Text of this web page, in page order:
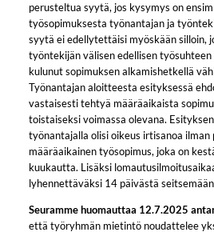
perusteltua syytä, jos kysymys on
työsopimuksesta työnantajan ja
syytä ei edellytettäisi myöskään silloin,
työntekijän välisen edellisen
kulunut sopimuksen alkamishetkellä
Työnantajan aloitteesta esityksessä
vastaisesti tehtyä määräaikaista
toistaiseksi voimassa olevana.
työnantajalla olisi oikeus irtisanoa
määräaikainen työsopimus, joka on
kuukautta. Lisäksi
lyhennettäväksi 14 päivästä
Seuramme huomauttaa 12.7.2025
että työryhmän mietintö noudattelee